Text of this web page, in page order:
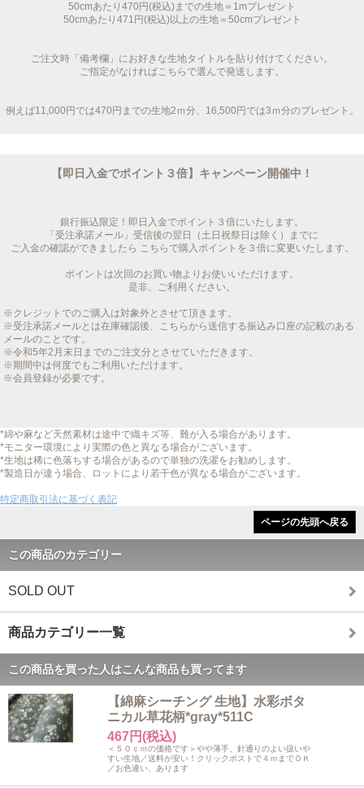
50cmあたり470円(税込)までの生地＝1mプレゼント
50cmあたり471円(税込)以上の生地＝50cmプレゼント
ご注文時「備考欄」にお好きな生地タイトルを貼り付けてください。
ご指定がなければこちらで選んで発送します。
例えば11,000円では470円までの生地2ｍ分、16,500円では3ｍ分のプレゼント。
【即日入金でポイント３倍】キャンペーン開催中！
銀行振込限定！即日入金でポイント３倍にいたします。
「受注承諾メール」受信後の翌日（土日祝祭日は除く）までに
ご入金の確認ができましたら こちらで購入ポイントを３倍に変更いたします。
ポイントは次回のお買い物よりお使いいただけます。
是非、ご利用ください。
※クレジットでのご購入は対象外とさせて頂きます。
※受注承諾メールとは在庫確認後、こちらから送信する振込み口座の記載のある
メールのことです。
※令和5年2月末日までのご注文分とさせていただきます。
※期間中は何度でもご利用いただけます。
※会員登録が必要です。
*綿や麻など天然素材は途中で織キズ等、難が入る場合があります。
*モニター環境により実際の色と異なる場合がございます。
*生地は稀に色落ちする場合があるので単独の洗濯をお勧めします。
*製造日が違う場合、ロットにより若干色が異なる場合がございます。
特定商取引法に基づく表記
ページの先頭へ戻る
この商品のカテゴリー
SOLD OUT
商品カテゴリー一覧
この商品を買った人はこんな商品も買ってます
【綿麻シーチング 生地】水彩ボタ
ニカル草花柄*gray*511C
467円(税込)
＜５０ｃｍの価格です＞やや薄手、針通りのよい扱いや
すい生地／送料が安い！クリックポストで４ｍまでＯＫ
／お色違い、あります